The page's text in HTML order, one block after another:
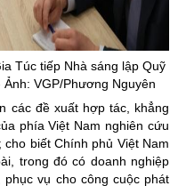
Túc tiếp Nhà sáng lập Quỹ
Ảnh: VGP/Phương Nguyên
các đề xuất hợp tác, khẳng
phía Việt Nam nghiên cứu
biết Chính phủ Việt Nam
trong đó có doanh nghiệp
vụ cho công cuộc phát